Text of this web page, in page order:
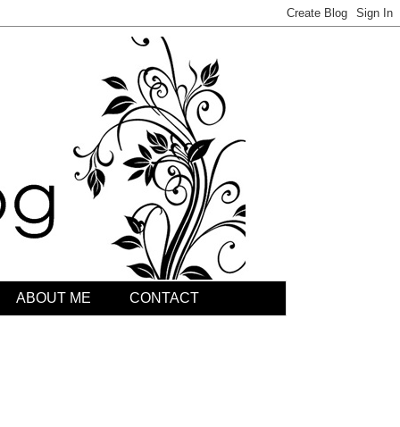
ABOUT ME CONTACT